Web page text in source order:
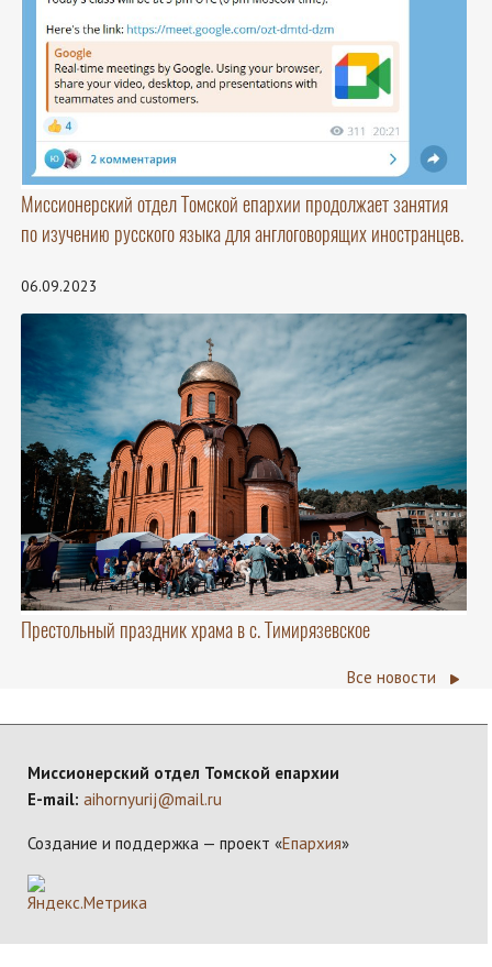
Миссионерский отдел Томской епархии продолжает занятия
по изучению русского языка для англоговорящих иностранцев.
06.09.2023
Престольный праздник храма в с. Тимирязевское
Все новости
Миссионерский отдел Томской епархии
E-mail: aihornyurij@mail.ru
Создание и поддержка — проект «Епархия»